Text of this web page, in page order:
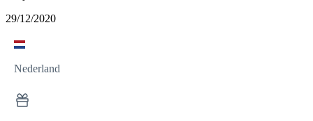
29/12/2020
Nederland